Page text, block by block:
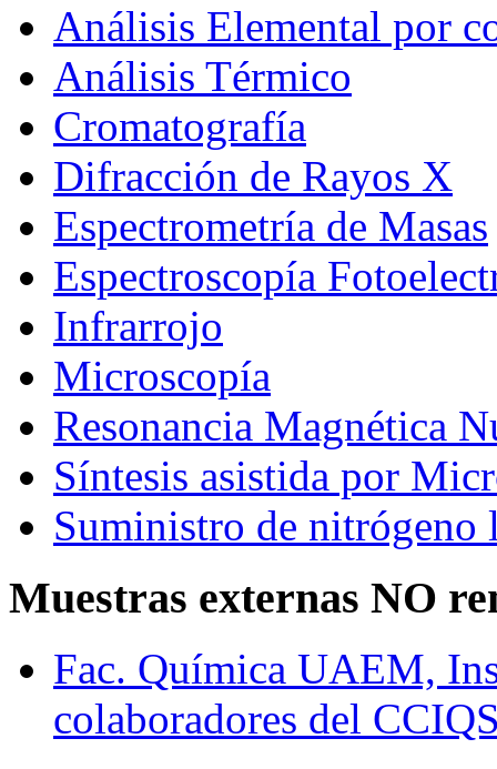
Análisis Elemental por
Análisis Térmico
Cromatografía
Difracción de Rayos X
Espectrometría de Masas
Espectroscopía
Infrarrojo
Microscopía
Resonancia Magnética
Síntesis asistida por
Suministro de nitrógeno
Muestras externas NO
Fac. Química UAEM,
colaboradores del